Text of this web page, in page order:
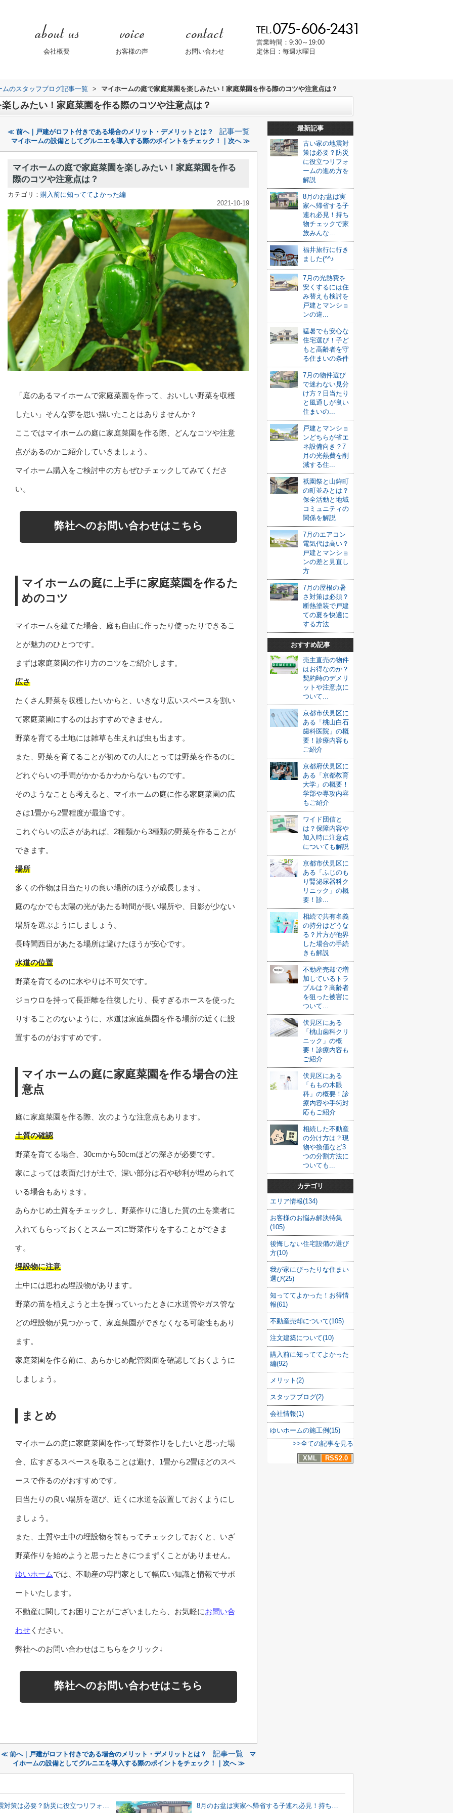
会社概要 お客様の声 お問い合わせ
営業時間：9:30～19:00
定休日：毎週水曜日
のスタッフブログ記事一覧 > マイホームの庭で家庭菜園を楽しみたい！家庭菜園を作る際のコツや注意点は？
しみたい！家庭菜園を作る際のコツや注意点は？
≪ 前へ｜戸建がロフト付きである場合のメリット・デメリットとは？ 記事一覧
マイホームの設備としてグルニエを導入する際のポイントをチェック！｜次へ ≫
マイホームの庭で家庭菜園を楽しみたい！家庭菜園を作る
際のコツや注意点は？
カテゴリ： 購入前に知っててよかった編
2021-10-19
「庭のあるマイホームで家庭菜園を作って、おいしい野菜を収穫
したい」そんな夢を思い描いたことはありませんか？
ここではマイホームの庭に家庭菜園を作る際、どんなコツや注意
点があるのかご紹介していきましょう。
マイホーム購入をご検討中の方もぜひチェックしてみてくださ
い。
弊社へのお問い合わせはこちら
マイホームの庭に上手に家庭菜園を作るた
めのコツ
マイホームを建てた場合、庭も自由に作ったり使ったりできるこ
とが魅力のひとつです。
まずは家庭菜園の作り方のコツをご紹介します。
広さ
たくさん野菜を収穫したいからと、いきなり広いスペースを割い
て家庭菜園にするのはおすすめできません。
野菜を育てる土地には雑草も生えれば虫も出ます。
また、野菜を育てることが初めての人にとっては野菜を作るのに
どれぐらいの手間がかかるかわからないものです。
そのようなことも考えると、マイホームの庭に作る家庭菜園の広
さは1畳から2畳程度が最適です。
これぐらいの広さがあれば、2種類から3種類の野菜を作ることが
できます。
場所
多くの作物は日当たりの良い場所のほうが成長します。
庭のなかでも太陽の光があたる時間が長い場所や、日影が少ない
場所を選ぶようにしましょう。
長時間西日があたる場所は避けたほうが安心です。
水道の位置
野菜を育てるのに水やりは不可欠です。
ジョウロを持って長距離を往復したり、長すぎるホースを使った
りすることのないように、水道は家庭菜園を作る場所の近くに設
置するのがおすすめです。
マイホームの庭に家庭菜園を作る場合の注
意点
庭に家庭菜園を作る際、次のような注意点もあります。
土質の確認
野菜を育てる場合、30cmから50cmほどの深さが必要です。
家によっては表面だけが土で、深い部分は石や砂利が埋められて
いる場合もあります。
あらかじめ土質をチェックし、野菜作りに適した質の土を業者に
入れてもらっておくとスムーズに野菜作りをすることができま
す。
埋設物に注意
土中には思わぬ埋設物があります。
野菜の苗を植えようと土を掘っていったときに水道管やガス管な
どの埋設物が見つかって、家庭菜園ができなくなる可能性もあり
ます。
家庭菜園を作る前に、あらかじめ配管図面を確認しておくように
しましょう。
まとめ
マイホームの庭に家庭菜園を作って野菜作りをしたいと思った場
合、広すぎるスペースを取ることは避け、1畳から2畳ほどのスペ
ースで作るのがおすすめです。
日当たりの良い場所を選び、近くに水道を設置しておくようにし
ましょう。
また、土質や土中の埋設物を前もってチェックしておくと、いざ
野菜作りを始めようと思ったときにつまずくことがありません。
ゆいホームでは、不動産の専門家として幅広い知識と情報でサポ
ートいたします。
不動産に関してお困りごとがございましたら、お気軽にお問い合
わせ ください。
弊社へのお問い合わせはこちらをクリック↓
弊社へのお問い合わせはこちら
≪ 前へ｜戸建がロフト付きである場合のメリット・デメリットとは？ 記事一覧
マ
イホームの設備としてグルニエを導入する際のポイントをチェック！｜次へ ≫
最新記事
古い家の地震対
策は必要？防災
に役立つリフォ
ームの進め方を
解説
8月のお盆は実
家へ帰省する子
連れ必見！持ち
物チェックで家
族みんな...
福井旅行に行き
ました(^^♪
7月の光熱費を
安くするには住
み替えも検討を
戸建とマンショ
ンの違...
猛暑でも安心な
住宅選び！子ど
もと高齢者を守
る住まいの条件
7月の物件選び
で迷わない見分
け方？日当たり
と風通しが良い
住まいの...
戸建とマンショ
ンどちらが省エ
ネ設備向き？7
月の光熱費を削
減する住...
祇園祭と山鉾町
の町並みとは？
保全活動と地域
コミュニティの
関係を解説
7月のエアコン
電気代は高い？
戸建とマンショ
ンの差と見直し
方
7月の屋根の暑
さ対策は必須？
断熱塗装で戸建
ての夏を快適に
する方法
おすすめ記事
売主直売の物件
はお得なのか？
契約時のデメリ
ットや注意点に
ついて...
京都市伏見区に
ある「桃山白石
歯科医院」の概
要！診療内容も
ご紹介
京都府伏見区に
ある「京都教育
大学」の概要！
学部や専攻内容
もご紹介
ワイド団信と
は？保障内容や
加入時に注意点
についても解説
京都市伏見区に
ある「ふじのも
り腎泌尿器科ク
リニック」の概
要！診...
相続で共有名義
の持分はどうな
る？片方が他界
した場合の手続
きも解説
不動産売却で増
加しているトラ
ブルは？高齢者
を狙った被害に
ついて...
伏見区にある
「桃山歯科クリ
ニック」の概
要！診療内容も
ご紹介
伏見区にある
「ももの木眼
科」の概要！診
療内容や手術対
応もご紹介
相続した不動産
の分け方は？現
物や換価など3
つの分割方法に
ついても...
カテゴリ
エリア情報(134)
お客様のお悩み解決特集
(105)
後悔しない住宅設備の選び
方(10)
我が家にぴったりな住まい
選び(25)
知っててよかった！お得情
報(61)
不動産売却について(105)
注文建築について(10)
購入前に知っててよかった
編(92)
メリット(2)
スタッフブログ(2)
会社情報(1)
ゆいホームの施工例(15)
>>全ての記事を見る
XML
RSS2.0